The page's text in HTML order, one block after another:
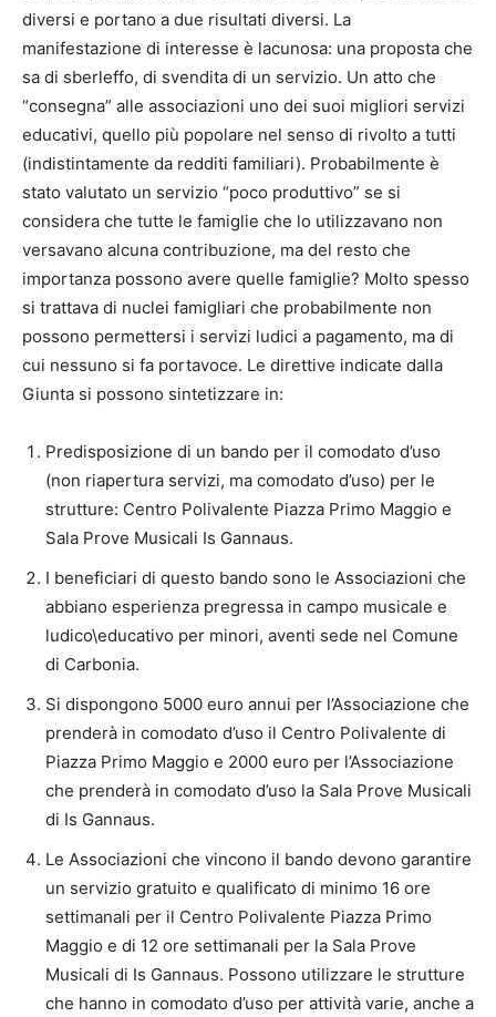
diversi e portano a due risultati diversi. La
manifestazione di interesse è lacunosa: una proposta che
sa di sberleffo, di svendita di un servizio. Un atto che
“consegna” alle associazioni uno dei suoi migliori servizi
educativi, quello più popolare nel senso di rivolto a tutti
(indistintamente da redditi familiari). Probabilmente è
stato valutato un servizio “poco produttivo” se si
considera che tutte le famiglie che lo utilizzavano non
versavano alcuna contribuzione, ma del resto che
importanza possono avere quelle famiglie? Molto spesso
si trattava di nuclei famigliari che probabilmente non
possono permettersi i servizi ludici a pagamento, ma di
cui nessuno si fa portavoce. Le direttive indicate dalla
Giunta si possono sintetizzare in:
Predisposizione di un bando per il comodato d’uso
(non riapertura servizi, ma comodato d’uso) per le
strutture: Centro Polivalente Piazza Primo Maggio e
Sala Prove Musicali Is Gannaus.
I beneficiari di questo bando sono le Associazioni che
abbiano esperienza pregressa in campo musicale e
ludico\educativo per minori, aventi sede nel Comune
di Carbonia.
Si dispongono 5000 euro annui per l’Associazione che
prenderà in comodato d’uso il Centro Polivalente di
Piazza Primo Maggio e 2000 euro per l’Associazione
che prenderà in comodato d’uso la Sala Prove Musicali
di Is Gannaus.
Le Associazioni che vincono il bando devono garantire
un servizio gratuito e qualificato di minimo 16 ore
settimanali per il Centro Polivalente Piazza Primo
Maggio e di 12 ore settimanali per la Sala Prove
Musicali di Is Gannaus. Possono utilizzare le strutture
che hanno in comodato d’uso per attività varie, anche a